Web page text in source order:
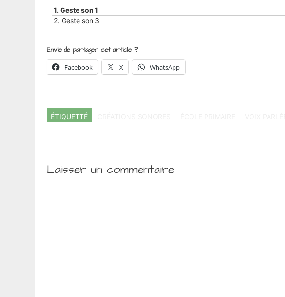
1. Geste son 1
2. Geste son 3
Envie de partager cet article ?
Facebook
X WhatsApp
ÉTIQUETTÉ
Laisser un commentaire